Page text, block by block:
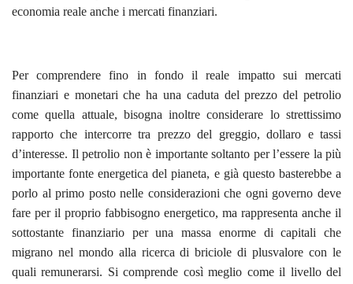
economia reale anche i mercati finanziari.
Per comprendere fino in fondo il reale impatto sui mercati
finanziari e monetari che ha una caduta del prezzo del petrolio
come quella attuale, bisogna inoltre considerare lo strettissimo
rapporto che intercorre tra prezzo del greggio, dollaro e tassi
d’interesse. Il petrolio non è importante soltanto per l’essere la più
importante fonte energetica del pianeta, e già questo basterebbe a
porlo al primo posto nelle considerazioni che ogni governo deve
fare per il proprio fabbisogno energetico, ma rappresenta anche il
sottostante finanziario per una massa enorme di capitali che
migrano nel mondo alla ricerca di briciole di plusvalore con le
quali remunerarsi. Si comprende così meglio come il livello del